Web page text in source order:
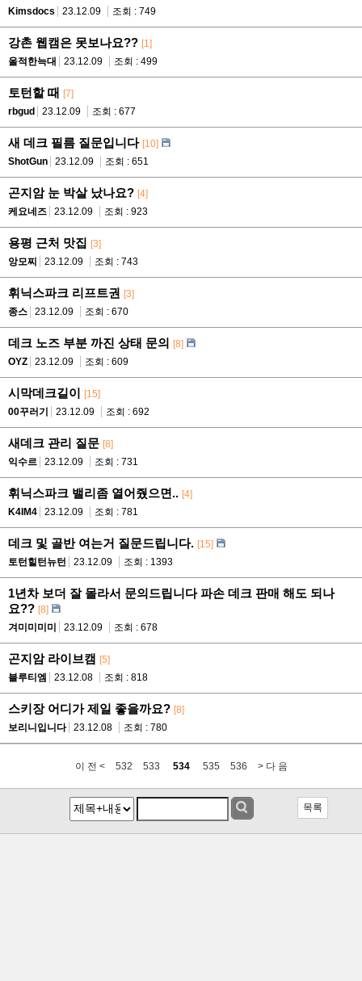
Kimsdocs
23.12.09 조회 : 749
강촌 웹캠은 못보나요?? [1]
울적한늑대
23.12.09 조회 : 499
토턴할 때 [7]
rbgud
23.12.09 조회 : 677
새 데크 필름 질문입니다 [10]
ShotGun
23.12.09 조회 : 651
곤지암 눈 박살 났나요? [4]
케요네즈
23.12.09 조회 : 923
용평 근처 맛집 [3]
앙모찌
23.12.09 조회 : 743
휘닉스파크 리프트권 [3]
종스
23.12.09 조회 : 670
데크 노즈 부분 까진 상태 문의 [8]
OYZ
23.12.09 조회 : 609
시막데크길이 [15]
00꾸러기
23.12.09 조회 : 692
새데크 관리 질문 [8]
익수르
23.12.09 조회 : 731
휘닉스파크 밸리좀 열어줬으면.. [4]
K4IM4
23.12.09 조회 : 781
데크 및 골반 여는거 질문드립니다. [15]
토턴힐턴뉴턴
23.12.09 조회 : 1393
1년차 보더 잘 몰라서 문의드립니다 파손 데크 판매 해도 되나
요?? [8]
겨미미미미
23.12.09 조회 : 678
곤지암 라이브캠 [5]
블루티엠
23.12.08 조회 : 818
스키장 어디가 제일 좋을까요? [8]
보리니입니다
23.12.08 조회 : 780
이 전 < 532 533 534 535 536 > 다 음
목록